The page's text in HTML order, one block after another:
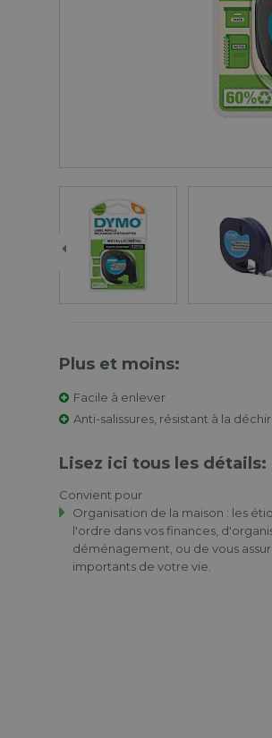
Plus et moins:
Facile à enlever
Anti-salissures, résistant à la
Lisez ici tous les détails:
Convient pour
Organisation de la maison : les
l'ordre dans vos finances,
déménagement, ou de vous
importants de votre vie.